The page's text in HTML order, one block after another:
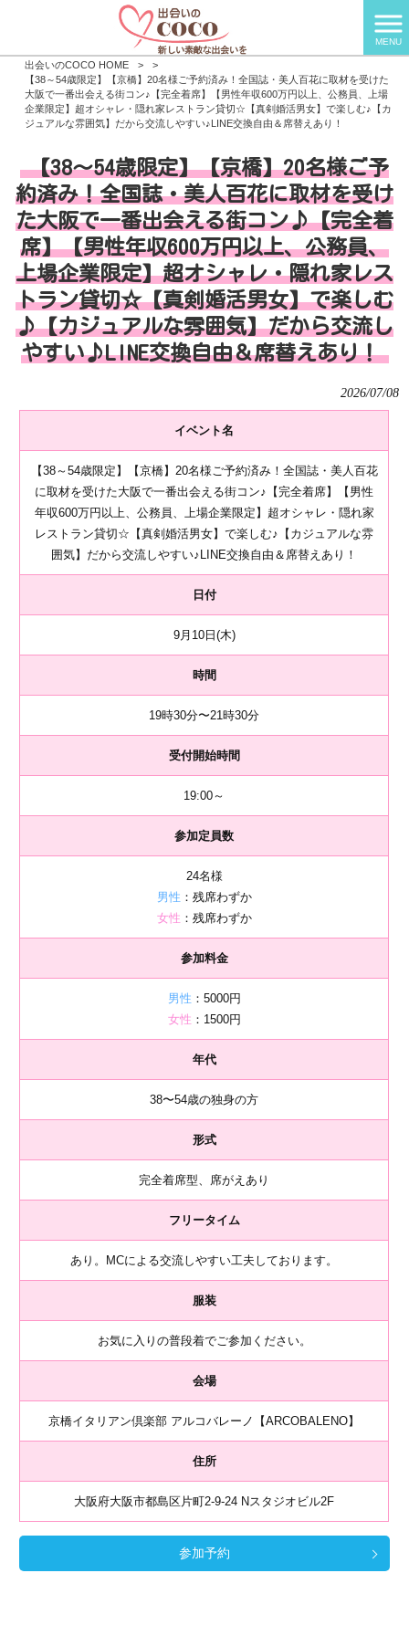
MENU
出会いのCOCO HOME >
>
【38～54歳限定】【京橋】20名様ご予約済み！全国誌・美人百花に取材を受けた
大阪で一番出会える街コン♪【完全着席】【男性年収600万円以上、公務員、上場
企業限定】超オシャレ・隠れ家レストラン貸切☆【真剣婚活男女】で楽しむ♪【カ
ジュアルな雰囲気】だから交流しやすい♪LINE交換自由＆席替えあり！
【38～54歳限定】【京橋】20名様ご予
約済み！全国誌・美人百花に取材を受け
た大阪で一番出会える街コン♪【完全着
席】【男性年収600万円以上、公務員、
上場企業限定】超オシャレ・隠れ家レス
トラン貸切☆【真剣婚活男女】で楽しむ
♪【カジュアルな雰囲気】だから交流し
やすい♪LINE交換自由＆席替えあり！
2026/07/08
イベント名
【38～54歳限定】【京橋】20名様ご予約済み！全国誌・美人百花
に取材を受けた大阪で一番出会える街コン♪【完全着席】【男性
年収600万円以上、公務員、上場企業限定】超オシャレ・隠れ家
レストラン貸切☆【真剣婚活男女】で楽しむ♪【カジュアルな雰
囲気】だから交流しやすい♪LINE交換自由＆席替えあり！
日付
9月10日(木)
時間
19時30分〜21時30分
受付開始時間
19:00～
参加定員数
24名様
男性 ：残席わずか
女性 ：残席わずか
参加料金
男性 ：5000円
女性 ：1500円
年代
38〜54歳の独身の方
形式
完全着席型、席がえあり
フリータイム
あり。MCによる交流しやすい工夫しております。
服装
お気に入りの普段着でご参加ください。
会場
京橋イタリアン倶楽部 アルコバレーノ【ARCOBALENO】
住所
大阪府大阪市都島区片町2-9-24 Nスタジオビル2F
参加予約